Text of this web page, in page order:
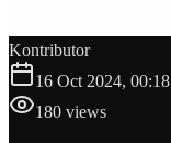
Kontributor
16 Oct 2024, 00:18
180 views